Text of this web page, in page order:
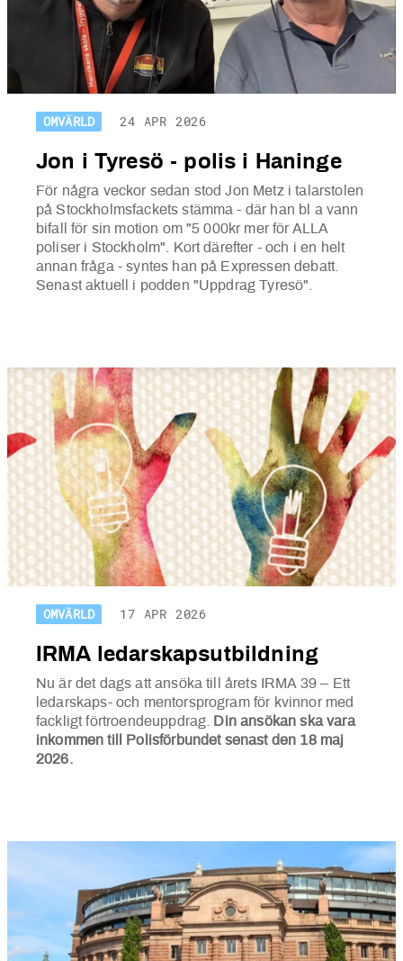
OMVÄRLD 24 APR 2026
Jon i Tyresö - polis i Haninge
För några veckor sedan stod Jon Metz i talarstolen
på Stockholmsfackets stämma - där han bl a vann
bifall för sin motion om "5 000kr mer för ALLA
poliser i Stockholm". Kort därefter - och i en helt
annan fråga - syntes han på Expressen debatt.
Senast aktuell i podden "Uppdrag Tyresö".
OMVÄRLD 17 APR 2026
IRMA ledarskapsutbildning
Nu är det dags att ansöka till årets IRMA 39 – Ett
ledarskaps- och mentorsprogram för kvinnor med
fackligt förtroendeuppdrag. Din ansökan ska vara
inkommen till Polisförbundet senast den 18 maj
2026.